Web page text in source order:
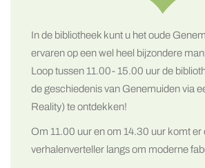
In de bibliotheek kunt u het oude
ervaren op een wel heel bijzondere
Loop tussen 11.00- 15.00 uur de
de geschiedenis van Genemuiden via
Reality) te ontdekken!
Om 11.00 uur en om 14.30 uur komt er
verhalenverteller langs om moderne